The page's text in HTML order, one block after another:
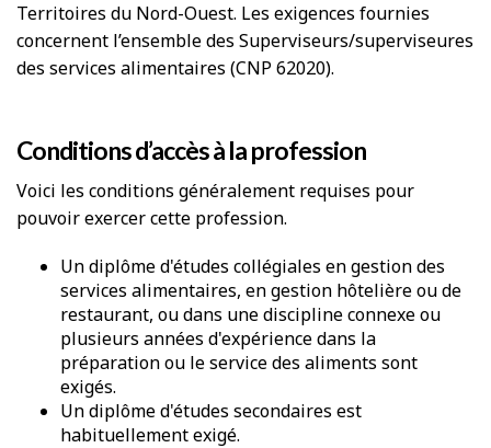
Territoires du Nord-Ouest. Les exigences fournies
concernent l’ensemble des Superviseurs/superviseures
des services alimentaires (CNP 62020).
Conditions d’accès à la profession
Voici les conditions généralement requises pour
pouvoir exercer cette profession.
Un diplôme d'études collégiales en gestion des
services alimentaires, en gestion hôtelière ou de
restaurant, ou dans une discipline connexe ou
plusieurs années d'expérience dans la
préparation ou le service des aliments sont
exigés.
Un diplôme d'études secondaires est
habituellement exigé.